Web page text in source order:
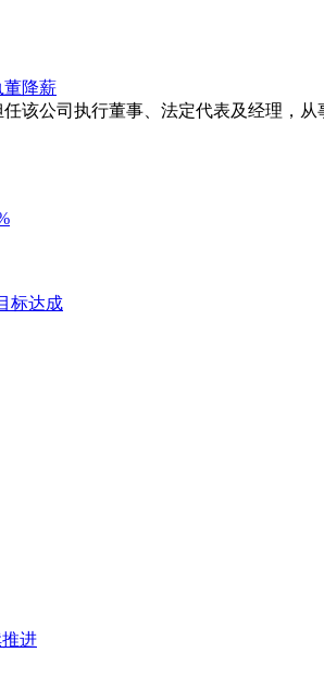
董降薪
该公司执行董事、法定代表及经理，
标达成
进